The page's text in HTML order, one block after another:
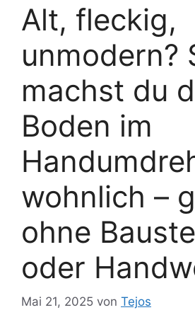
Alt, fleckig,
unmodern?
machst du
Boden im
wohnlich –
ohne
oder
Mai 21, 2025 von Tejos